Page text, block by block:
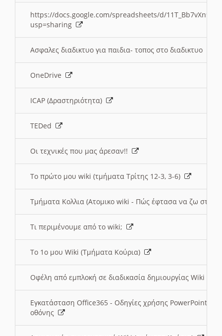
https://docs.google.com/spreadsheets/d/
usp=sharing
Ασφαλες διαδικτυο για παιδια- τοπος στο διαδικτυο
OneDrive
ICAP (Δραστηριότητα)
TEDed
Οι τεχνικές που μας άρεσαν!!
Το πρώτο μου wiki (τμήματα Τρίτης 12-3, 3-6)
Τμήματα Κολλια (Ατομικο wiki - Πώς έφτασα να ζω στην
Τι περιμένουμε από το wiki;
Το 1ο μου Wiki (Τμήματα Κούρια)
Οφέλη από εμπλοκή σε διαδικασία δημιουργίας Wiki
Εγκατάσταση Office365 - Οδηγίες χρήσης PowerPoint
οθόνης